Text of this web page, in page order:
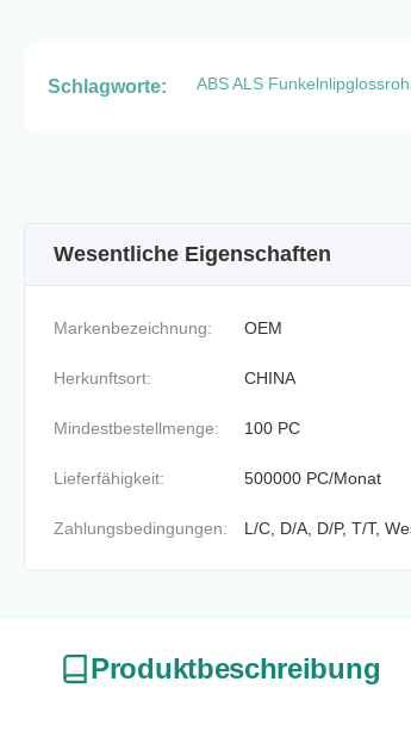
Schlagworte: ABS ALS
Wesentliche Eigenschaften
Markenbezeichnung: OEM
Herkunftsort: CHINA
Mindestbestellmenge: 100 PC
Lieferfähigkeit: 500000 PC/Monat
Zahlungsbedingungen: L/C, D/A, D/P, T/T,
Produktbeschreibung